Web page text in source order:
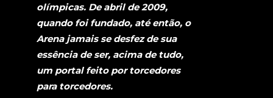
olímpicas. De abril de 2009,
quando foi fundado, até então, o
Arena jamais se desfez de sua
essência de ser, acima de tudo,
um portal feito por torcedores
para torcedores.